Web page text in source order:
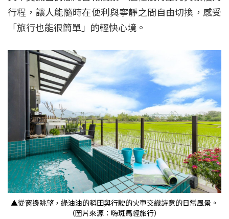
行程，讓人能隨時在便利與寧靜之間自由切換，感受
「旅行也能很簡單」的輕快心境。
▲從窗邊眺望，綠油油的稻田與行駛的火車交織詩意的日常風景。
（圖片來源：嗨斑馬輕旅行）